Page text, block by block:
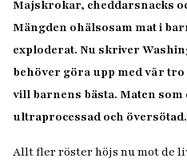
Majskrokar, cheddarsnacks
Mängden ohälsosam mat i
exploderat. Nu skriver
behöver göra upp med vår
vill barnens bästa. Maten
ultraprocessad och översötad.
Allt fler röster höjs nu mot de